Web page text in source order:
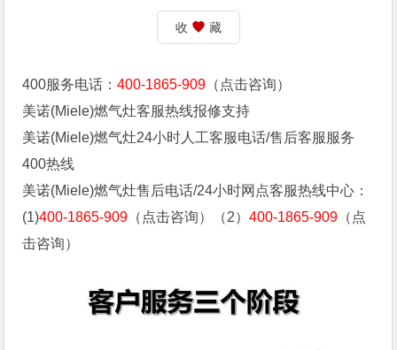
收 藏
400服务电话：400-1865-909 （点击咨询）
‌‌美诺(Miele)燃气灶客服热线报修支持
‌‌美诺(Miele)燃气灶24小时人工客服电话/售后客服服务
400热线
‌‌美诺(Miele)燃气灶售后电话/24小时网点客服热线中心：
(1)400-1865-909 （点击咨询）（2）400-1865-909 （点
击咨询）